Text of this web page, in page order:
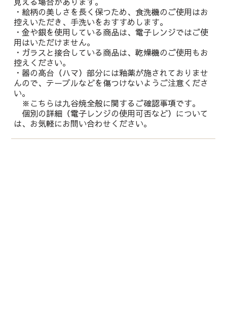
・絵柄の美しさを長く保つため、食洗機のご使用はお
控えいただき、手洗いをおすすめします。
・金や銀を使用している商品は、電子レンジではご使
用はいただけません。
・ガラスと接合している商品は、乾燥機のご使用もお
控えください。
・器の高台（ハマ）部分には釉薬が施されておりませ
んので、テーブルなどを傷つけないようご注意くださ
い。
※こちらは九谷焼全般に関するご確認事項です。
個別の詳細（電子レンジの使用可否など）について
は、お気軽にお問い合わせください。